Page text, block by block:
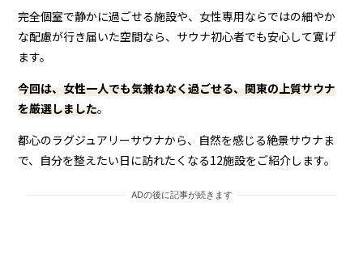
完全個室で静かに過ごせる施設や、女性専用ならではの細やか
な配慮が行き届いた空間なら、サウナ初心者でも安心して寛げ
ます。
今回は、女性一人でも気兼ねなく過ごせる、関東の上質サウナ
を厳選しました。
都心のラグジュアリーサウナから、自然を感じる絶景サウナま
で、自分を整えたい日に訪れたくなる12施設をご紹介します。
ADの後に記事が続きます